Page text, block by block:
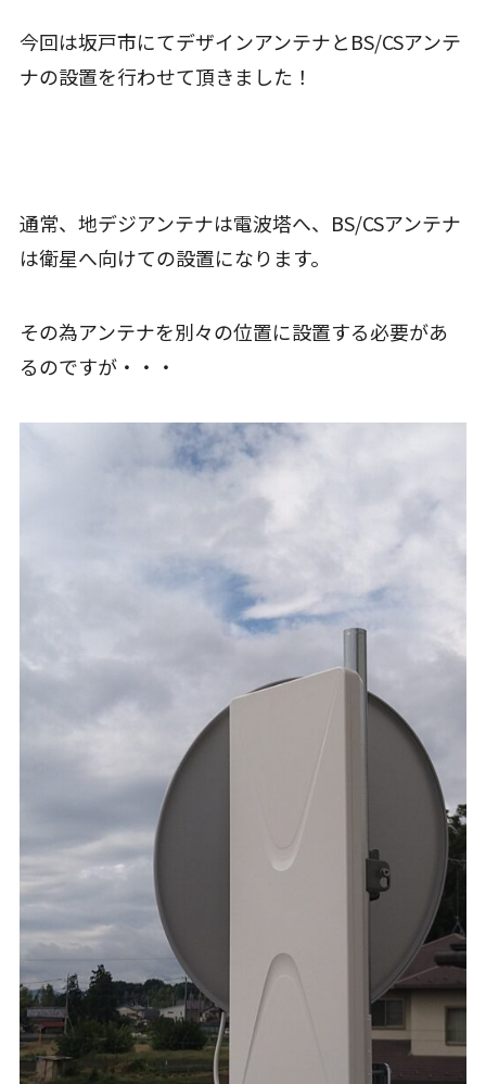
今回は坂戸市にてデザインアンテナとBS/CSアンテ
ナの設置を行わせて頂きました！
通常、地デジアンテナは電波塔へ、BS/CSアンテナ
は衛星へ向けての設置になります。
その為アンテナを別々の位置に設置する必要があ
るのですが・・・